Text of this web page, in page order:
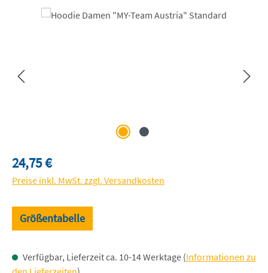
Bildergalerie überspringen
Regulärer Preis:
24,75 €
Preise inkl. MwSt. zzgl. Versandkosten
Größentabelle
Verfügbar, Lieferzeit ca. 10-14 Werktage (Informationen zu